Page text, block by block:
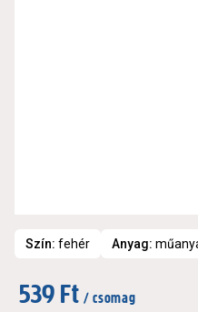
Szín: fehér Anyag:
539 Ft / csomag